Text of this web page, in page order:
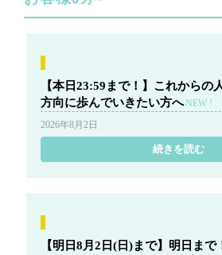
【本日23:59まで！】これからの
方向に歩んでいきたい方へNEW !
2026年8月2日
続きを読む
【明日8月2日(日)まで】明日ま